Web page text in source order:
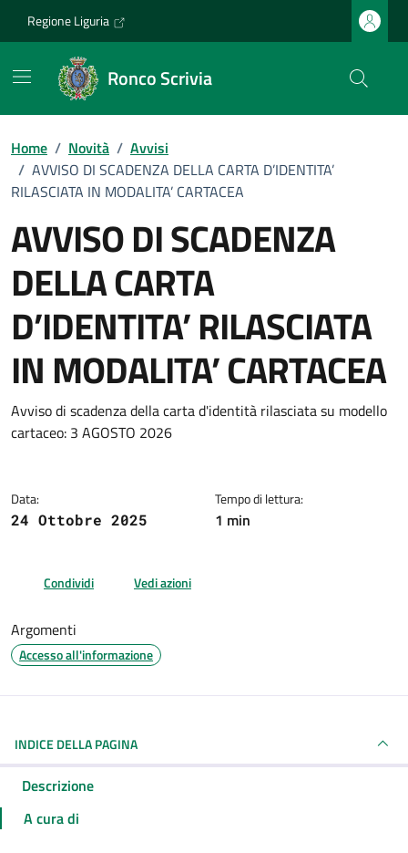
Regione Liguria
Ronco Scrivia
Home / Novità / Avvisi
/ AVVISO DI SCADENZA DELLA CARTA D’IDENTITA’
RILASCIATA IN MODALITA’ CARTACEA
AVVISO DI SCADENZA
DELLA CARTA
D’IDENTITA’ RILASCIATA
IN MODALITA’ CARTACEA
Dettagli della notizia
Avviso di scadenza della carta d'identità rilasciata su modello
cartaceo: 3 AGOSTO 2026
Data:
24 Ottobre 2025
Tempo di lettura:
1 min
Condividi Vedi azioni
Argomenti
Accesso all'informazione
INDICE DELLA PAGINA
Descrizione
A cura di